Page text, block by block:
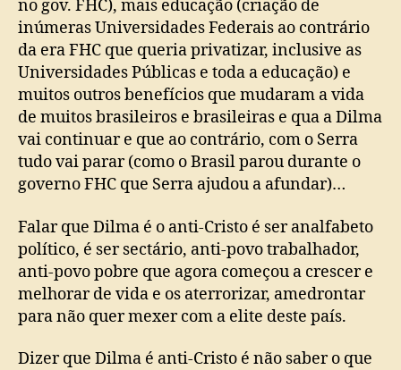
no gov. FHC), mais educação (criação de
inúmeras Universidades Federais ao contrário
da era FHC que queria privatizar, inclusive as
Universidades Públicas e toda a educação) e
muitos outros benefícios que mudaram a vida
de muitos brasileiros e brasileiras e qua a Dilma
vai continuar e que ao contrário, com o Serra
tudo vai parar (como o Brasil parou durante o
governo FHC que Serra ajudou a afundar)…
Falar que Dilma é o anti-Cristo é ser analfabeto
político, é ser sectário, anti-povo trabalhador,
anti-povo pobre que agora começou a crescer e
melhorar de vida e os aterrorizar, amedrontar
para não quer mexer com a elite deste país.
Dizer que Dilma é anti-Cristo é não saber o que